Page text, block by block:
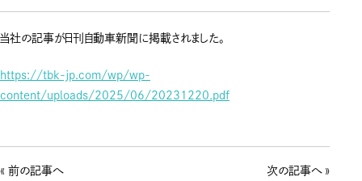
当社の記事が日刊自動車新聞に掲載されました。
https://tbk-jp.com/wp/wp-
content/uploads/2025/06/20231220.pdf
« 前の記事へ 次の記事へ »